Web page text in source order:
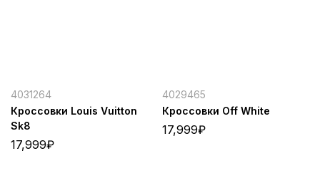
4031264
Кроссовки Louis Vuitton
Sk8
17,999₽
4029465
Кроссовки Off White
17,999₽